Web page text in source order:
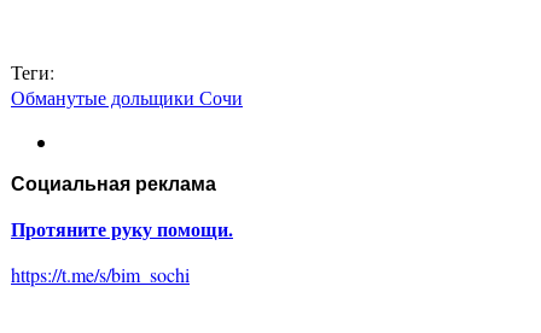
Теги:
Обманутые дольщики Сочи
Социальная реклама
Протяните руку помощи.
https://t.me/s/bim_sochi